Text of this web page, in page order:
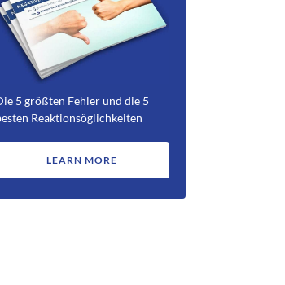
5 größten Fehler und die 5
Reaktionsöglichkeiten
LEARN MORE